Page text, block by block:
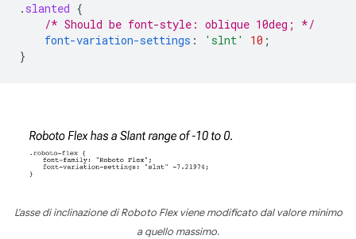
. slanted {
/* Should be font-style: oblique 10deg; */
font-variation-settings : 'slnt' 10 ;
}
L'asse di inclinazione di Roboto Flex viene modificato dal valore minimo
a quello massimo.